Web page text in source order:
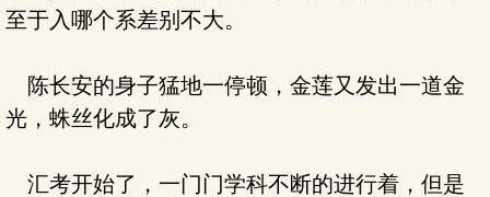
至于入哪个系差别不大。
陈长安的身子猛地一停顿，金莲又发出一道金
光，蛛丝化成了灰。
汇考开始了，一门门学科不断的进行着，但是